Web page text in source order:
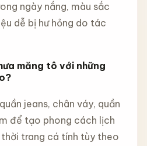
ngày nắng, màu sắc
dễ bị hư hỏng do tác
măng tô với những
jeans, chân váy, quần
để tạo phong cách lịch
trang cá tính tùy theo